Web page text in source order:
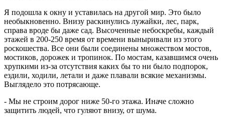
Я подошла к окну и уставилась на другой мир. Это было
необыкновенно. Внизу раскинулись лужайки, лес, парк,
справа вроде бы даже сад. Высоченные небоскребы, каждый
этажей в 200-250 время от времени выныривали из этого
роскошества. Все они были соединены множеством мостов,
мостиков, дорожек и тропинок. По мостам, казавшимся очень
хрупкими из-за отсутствия каких бы то ни было подпорок,
ездили, ходили, летали и даже плавали всякие механизмы.
Выглядело это потрясающе.
- Мы не строим дорог ниже 50-го этажа. Иначе сложно
защитить людей, что гуляют внизу, от шума.